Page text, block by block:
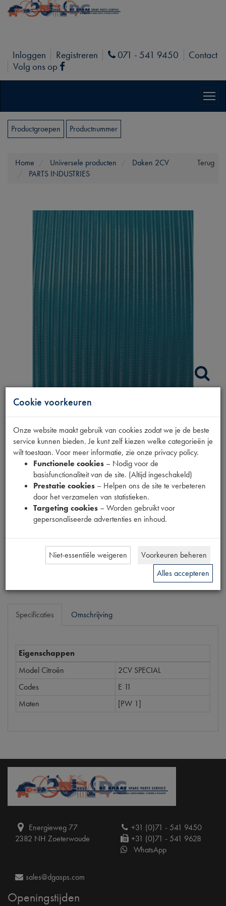
Inloggen Registreren Phone
071 - 541 9450
Contact
Volg ons op
Facebook
Productgroepen Productnummer
Terug
Home Universele producten
Daken 2CV
PARTS INDUSTRIES
LINNENDAK BLAUW
LAGUNE BUITSL
Fabrikant
Productnummer
1902537
€258,78 (€213,87excl. btw)
Specificaties Omschrijving
Eigenschappen
Model Citroën
2CV SPECIAL
Codes
E 11
Maten
[PW 1]
Energieweg 77
2382 NH Zoeterwoude
+31 (0)71 - 541 9450
+31 (0)71 - 541 9628
WhatsApp
sales@dgasps.com
Openingstijden
Cookie voorkeuren
Onze website maakt gebruik van cookies zodat we je de beste
service kunnen bieden. Je kunt zelf kiezen welke categorieën je
wilt toestaan. Voor meer informatie, zie onze privacy policy.
Functionele cookies – Nodig voor de
basisfunctionaliteit van de site. (Altijd ingeschakeld)
Prestatie cookies – Helpen ons de site te verbeteren
door het verzamelen van statistieken.
Targeting cookies – Worden gebruikt voor
gepersonaliseerde advertenties en inhoud.
Niet-essentiële weigeren
Voorkeuren beheren
Alles accepteren